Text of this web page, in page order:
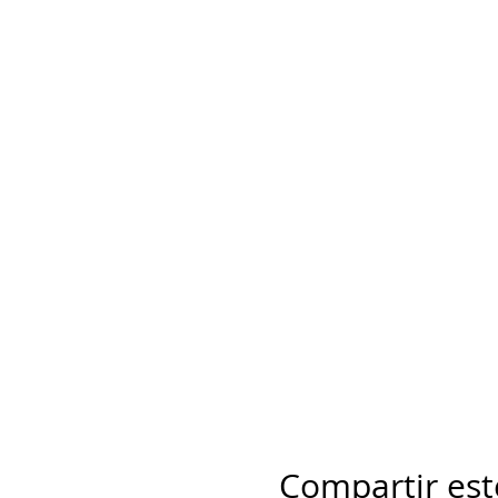
Compartir